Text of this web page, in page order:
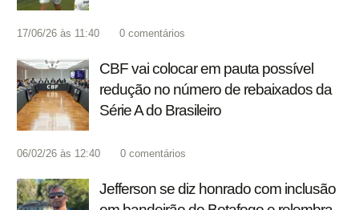
17/06/26 às 11:40 0 comentários
CBF vai colocar em pauta possível
redução no número de rebaixados da
Série A do Brasileiro
06/02/26 às 12:40 0 comentários
Jefferson se diz honrado com inclusão